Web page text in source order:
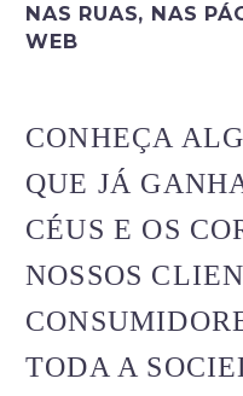
NAS RUAS, NAS
WEB
CONHEÇA
QUE JÁ
CÉUS E OS
NOSSOS
TODA A